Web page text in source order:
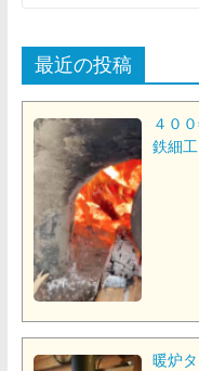
最近の投稿
４０
鉄細工
暖炉